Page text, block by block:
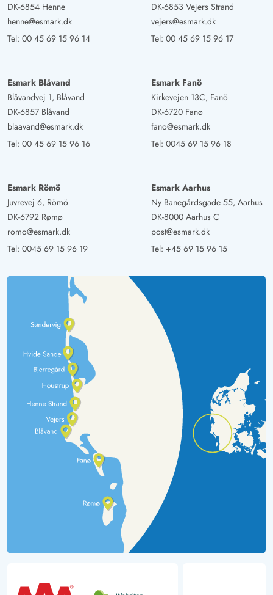
DK-6854 Henne
henne@esmark.dk
Tel: 00 45 69 15 96 14
DK-6853 Vejers Strand
vejers@esmark.dk
Tel: 00 45 69 15 96 17
Esmark Blåvand
Blåvandvej 1, Blåvand
DK-6857 Blåvand
blaavand@esmark.dk
Tel: 00 45 69 15 96 16
Esmark Fanö
Kirkevejen 13C, Fanö
DK-6720 Fanø
fano@esmark.dk
Tel: 0045 69 15 96 18
Esmark Römö
Juvrevej 6, Römö
DK-6792 Rømø
romo@esmark.dk
Tel: 0045 69 15 96 19
Esmark Aarhus
Ny Banegårdsgade 55, Aarhus
DK-8000 Aarhus C
post@esmark.dk
Tel: +45 69 15 96 15